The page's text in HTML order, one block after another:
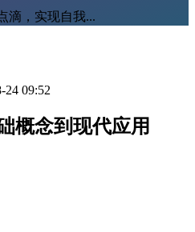
滴，实现自我...
24 09:52
概念到现代应用